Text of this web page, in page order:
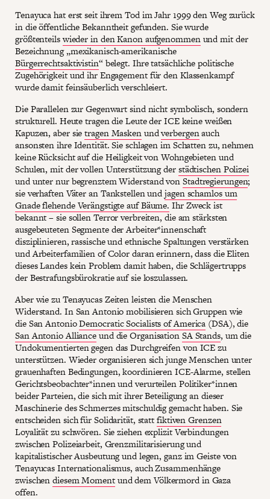
Tenayuca hat erst seit ihrem Tod im Jahr 1999 den Weg zurück
in die öffentliche Bekanntheit gefunden. Sie wurde
größtenteilswieder in den Kanon aufgenommenund mit der
Bezeichnung „mexikanisch-amerikanische
Bürgerrechtsaktivistin“ belegt. Ihre tatsächliche politische
Zugehörigkeit und ihr Engagement für den Klassenkampf
wurde damit feinsäuberlich verschleiert.
Die Parallelen zur Gegenwart sind nicht symbolisch, sondern
strukturell. Heute tragen die Leute der ICE keine weißen
Kapuzen, aber sietragen Maskenundverbergenauch
ansonsten ihre Identität. Sie schlagen im Schatten zu, nehmen
keine Rücksicht auf die Heiligkeit von Wohngebieten und
Schulen, mit der vollen Unterstützung derstädtischen Polizei
und unter nur begrenztem Widerstand vonStadtregierungen;
sie verhaften Väter an Tankstellen undjagen schamlos um
Gnade flehende Verängstigte auf Bäume. Ihr Zweck ist
bekannt – sie sollen Terror verbreiten, die am stärksten
ausgebeuteten Segmente der Arbeiter*innenschaft
disziplinieren, rassische und ethnische Spaltungen verstärken
und Arbeiterfamilien of Color daran erinnern, dass die Eliten
dieses Landes kein Problem damit haben, die Schlägertrupps
der Bestrafungsbürokratie auf sie loszulassen.
Aber wie zu Tenayucas Zeiten leisten die Menschen
Widerstand. In San Antonio mobilisieren sich Gruppen wie
die San AntonioDemocratic Socialists of America (DSA), die
San Antonio Allianceund die OrganisationSA Stands, um die
Undokumentierten gegen das Durchgreifen von ICE zu
unterstützen. Wieder organisieren sich junge Menschen unter
grauenhaften Bedingungen, koordinieren ICE-Alarme, stellen
Gerichtsbeobachter*innen und verurteilen Politiker*innen
beider Parteien, die sich mit ihrer Beteiligung an dieser
Maschinerie des Schmerzes mitschuldig gemacht haben. Sie
entscheiden sich für Solidarität, stattfiktiven Grenzen
Loyalität zu schwören. Sie ziehen explizit Verbindungen
zwischen Polizeiarbeit, Grenzmilitarisierung und
kapitalistischer Ausbeutung und legen, ganz im Geiste von
Tenayucas Internationalismus, auch Zusammenhänge
zwischendiesem Momentund dem Völkermord in Gaza
offen.